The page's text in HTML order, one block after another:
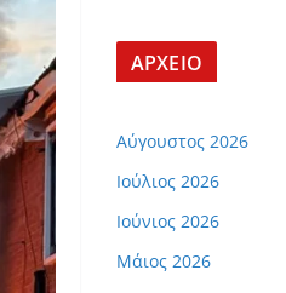
ΑΡΧΕΙΟ
Αύγουστος 2026
Ιούλιος 2026
Ιούνιος 2026
Μάιος 2026